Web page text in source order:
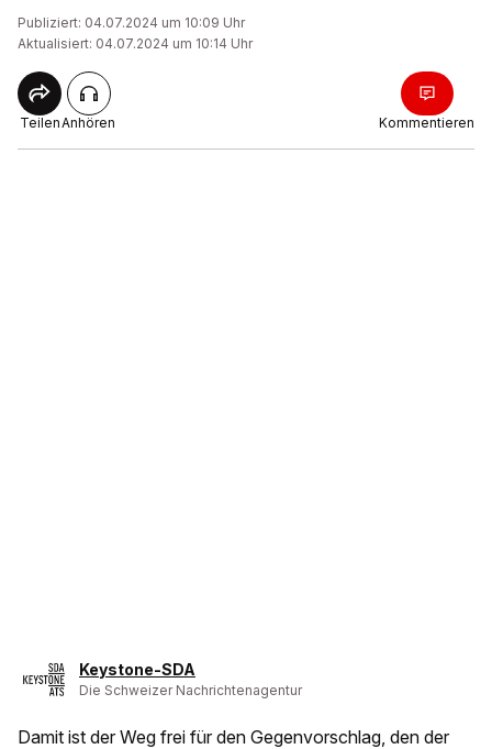
Publiziert: 04.07.2024 um 10:09 Uhr
Aktualisiert: 04.07.2024 um 10:14 Uhr
TeilenAnhören Kommentieren
Keystone-SDA
Die Schweizer Nachrichtenagentur
Damit ist der Weg frei für den Gegenvorschlag, den der